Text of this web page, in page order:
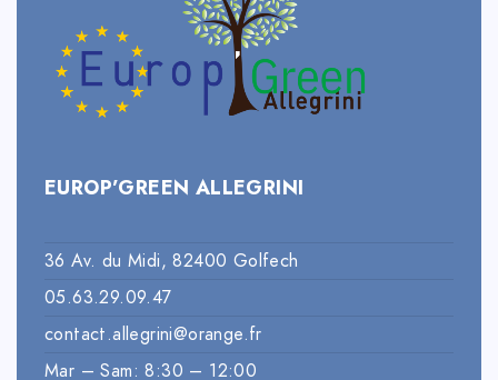
EUROP’GREEN ALLEGRINI
36 Av. du Midi, 82400 Golfech
05.63.29.09.47
contact.allegrini@orange.fr
Mar – Sam: 8:30 – 12:00